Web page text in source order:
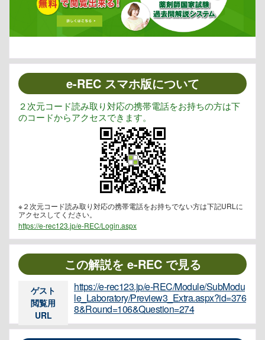
e-REC スマホ版について
２次元コード読み取り対応の携帯電話をお持ちの方は下
のコードからアクセスできます。
※２次元コード読み取り対応の携帯電話をお持ちでない方は下記URLに
アクセスしてください。
https://e-rec123.jp/e-REC/Login.aspx
この解説を e-REC で見る
ゲスト
閲覧用
URL
https://e-rec123.jp/e-REC/Module/SubModu
le_Laboratory/Preview3_Extra.aspx?id=376
8&Round=106&Question=274